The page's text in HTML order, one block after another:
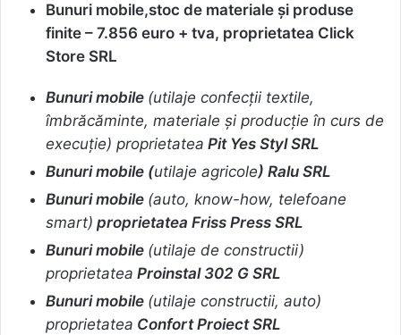
Bunuri mobile,stoc de materiale și produse
finite – 7.856 euro + tva, proprietatea Click
Store SRL
Bunuri mobile (utilaje confecții textile,
îmbrăcăminte, materiale și producție în curs de
execuție) proprietatea Pit Yes Styl SRL
Bunuri mobile (utilaje agricole) Ralu SRL
Bunuri mobile (auto, know-how, telefoane
smart) proprietatea Friss Press SRL
Bunuri mobile (utilaje de constructii)
proprietatea Proinstal 302 G SRL
Bunuri mobile (utilaje constructii, auto)
proprietatea Confort Proiect SRL